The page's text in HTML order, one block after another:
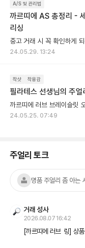
A/S 및 관리법
까르띠에 AS 총정리 -
리싱
24.05.29. 13:24
착샷 착용감
필라테스 선생님의 주얼
24.05.25. 07:49
주얼리 토크
명품 주얼리 좀 아는
거래 성사
2026.08.07 16:42
[까르띠에 러브  링] 상